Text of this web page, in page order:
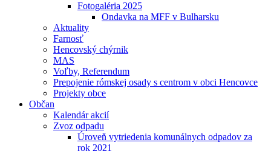
Fotogaléria 2025
Ondavka na MFF v Bulharsku
Aktuality
Farnosť
Hencovský chýrnik
MAS
Voľby, Referendum
Prepojenie rómskej osady s centrom v obci Hencovce
Projekty obce
Občan
Kalendár akcií
Zvoz odpadu
Úroveň vytriedenia komunálnych odpadov za
rok 2021